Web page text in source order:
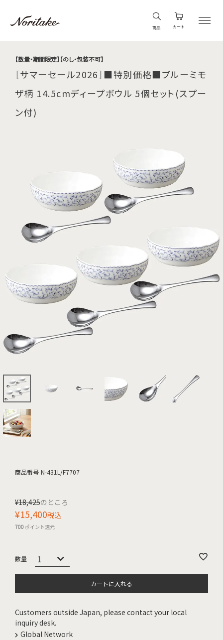
商品 カート
【数量・期間限定】【のし・包装不可】
［サマーセール2026］■特別価格■ブルーミモ
ザ柄 14.5cmディープボウル 5個セット(スプー
ン付)
商品番号 N-431L/F7707
¥18,425のところ
¥15,400税込
700ポイント還元
カートに入れる
Customers outside Japan, please contact your local
inquiry desk.
Global Network